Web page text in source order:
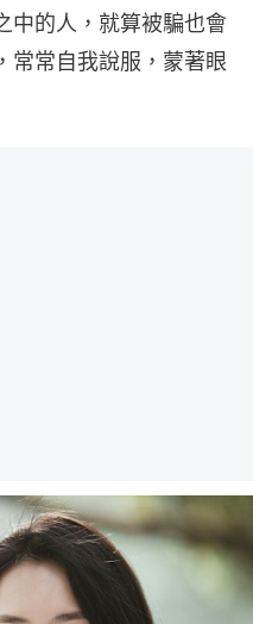
中的人，就算被騙也會
常常自我說服，蒙著眼